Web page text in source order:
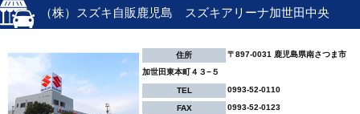
（株）スズキ自販鹿児島 スズキアリーナ加世田中央
住所 〒897-0031 鹿児島県南さつま市
加世田東本町４３−５
TEL 0993-52-0110
FAX 0993-52-0123